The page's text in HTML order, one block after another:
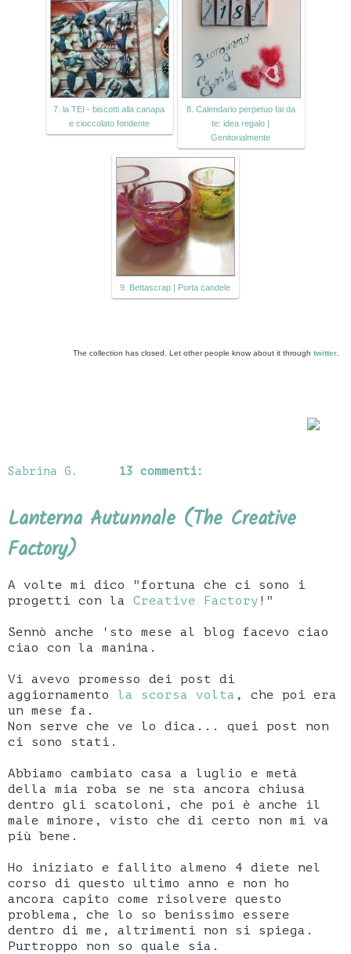
7. la TEI - biscotti alla canapa
e cioccolato fondente
8. Calendario perpetuo fai da
te: idea regalo |
Genitorialmente
9. Bettascrap | Porta candele
The collection has closed. Let other people know about it through twitter
Sabrina G. 13 commenti:
Lanterna Autunnale (The Creative
Factory)
A volte mi dico "fortuna che ci sono i
progetti con la Creative Factory !"
Sennò anche 'sto mese al blog facevo ciao
ciao con la manina.
Vi avevo promesso dei post di
aggiornamento la scorsa volta , che poi era
un mese fa.
Non serve che ve lo dica... quei post non
ci sono stati.
Abbiamo cambiato casa a luglio e metà
della mia roba se ne sta ancora chiusa
dentro gli scatoloni, che poi è anche il
male minore, visto che di certo non mi va
più bene.
Ho iniziato e fallito almeno 4 diete nel
corso di questo ultimo anno e non ho
ancora capito come risolvere questo
problema, che lo so benissimo essere
dentro di me, altrimenti non si spiega.
Purtroppo non so quale sia.